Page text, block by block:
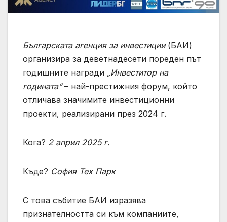
Българската агенция за инвестиции(БАИ)
организира за деветнадесети пореден път
годишните награди „Инвеститор на
годината“– най-престижния форум, който
отличава значимите инвестиционни
проекти, реализирани през 2024 г.
Кога? 2 април 2025 г.
Къде? София Тех Парк
С това събитие БАИ изразява
признателността си към компаниите,